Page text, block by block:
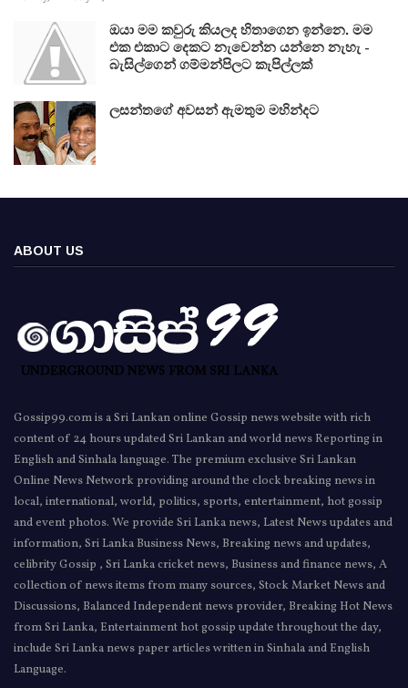
ඔයා මම කවුරු කියලද හිතාගෙන ඉන්නෙ. මම
එක එකාට දෙකට නැවෙන්න යන්නෙ නැහැ -
බැසිල්ගෙන් ගම්මන්පිලට කැපිල්ලක්
ලසන්තගේ අවසන් ඇමතුම මහින්දට
ABOUT US
Gossip99.com is a Sri Lankan online Gossip news website with rich
content of 24 hours updated Sri Lankan and world news Reporting in
English and Sinhala language. The premium exclusive Sri Lankan
Online News Network providing around the clock breaking news in
local, international, world, politics, sports, entertainment, hot gossip
and event photos. We provide Sri Lanka news, Latest News updates and
information, Sri Lanka Business News, Breaking news and updates,
celibrity Gossip , Sri Lanka cricket news, Business and finance news, A
collection of news items from many sources, Stock Market News and
Discussions, Balanced Independent news provider, Breaking Hot News
from Sri Lanka, Entertainment hot gossip update throughout the day,
include Sri Lanka news paper articles written in Sinhala and English
Language.